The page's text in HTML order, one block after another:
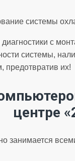
системы
с
системы,
предотвратив их!
центре
занимается